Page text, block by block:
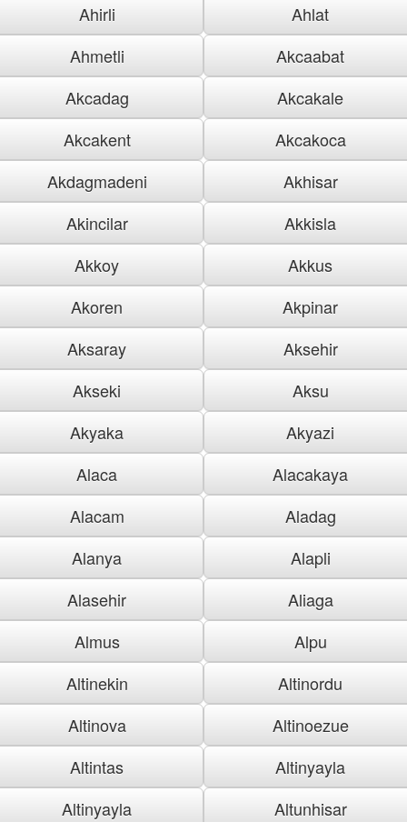
Ahirli
Ahlat
Ahmetli
Akcaabat
Akcadag
Akcakale
Akcakent
Akcakoca
Akdagmadeni
Akhisar
Akincilar
Akkisla
Akkoy
Akkus
Akoren
Akpinar
Aksaray
Aksehir
Akseki
Aksu
Akyaka
Akyazi
Alaca
Alacakaya
Alacam
Aladag
Alanya
Alapli
Alasehir
Aliaga
Almus
Alpu
Altinekin
Altinordu
Altinova
Altinoezue
Altintas
Altinyayla
Altinyayla
Altunhisar